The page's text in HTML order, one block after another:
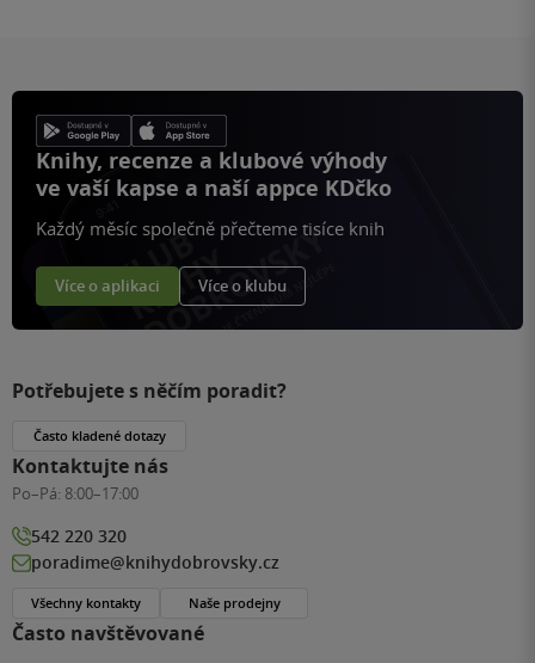
Knihy, recenze a klubové výhody
ve vaší kapse a naší appce KDčko
Každý měsíc společně přečteme tisíce knih
Více o aplikaci Více o klubu
Často navštěvované
Potřebujete s něčím poradit?
Často kladené dotazy
Kontaktujte nás
Po–Pá: 8:00–17:00
542 220 320
poradime@knihydobrovsky.cz
Všechny kontakty Naše prodejny